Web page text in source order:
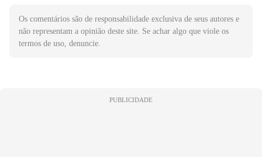
Os comentários são de responsabilidade exclusiva de seus autores e
não representam a opinião deste site. Se achar algo que viole os
termos de uso, denuncie.
PUBLICIDADE